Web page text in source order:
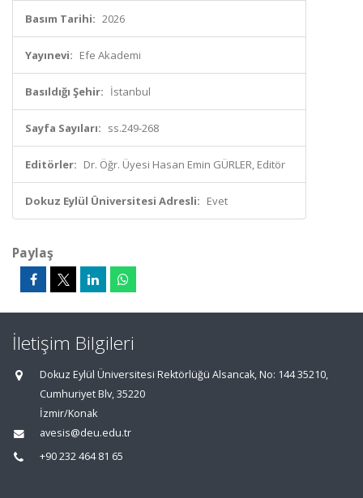
Basım Tarihi: 2026
Yayınevi: Efe Akademi
Basıldığı Şehir: İstanbul
Sayfa Sayıları: ss.249-268
Editörler: Dr. Öğr. Üyesi Hasan Emin GÜRLER, Editör
Dokuz Eylül Üniversitesi Adresli: Evet
Paylaş
İletişim Bilgileri
Dokuz Eylül Üniversitesi Rektörlüğü Alsancak, No: 144 35210,
Cumhuriyet Blv, 35220
İzmir/Konak
avesis@deu.edu.tr
+90 232 464 81 65